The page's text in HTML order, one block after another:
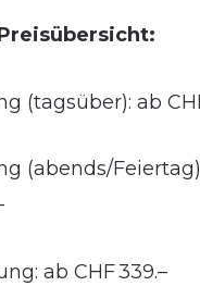
(tagsüber): ab
(abends/
ab CHF 339.–